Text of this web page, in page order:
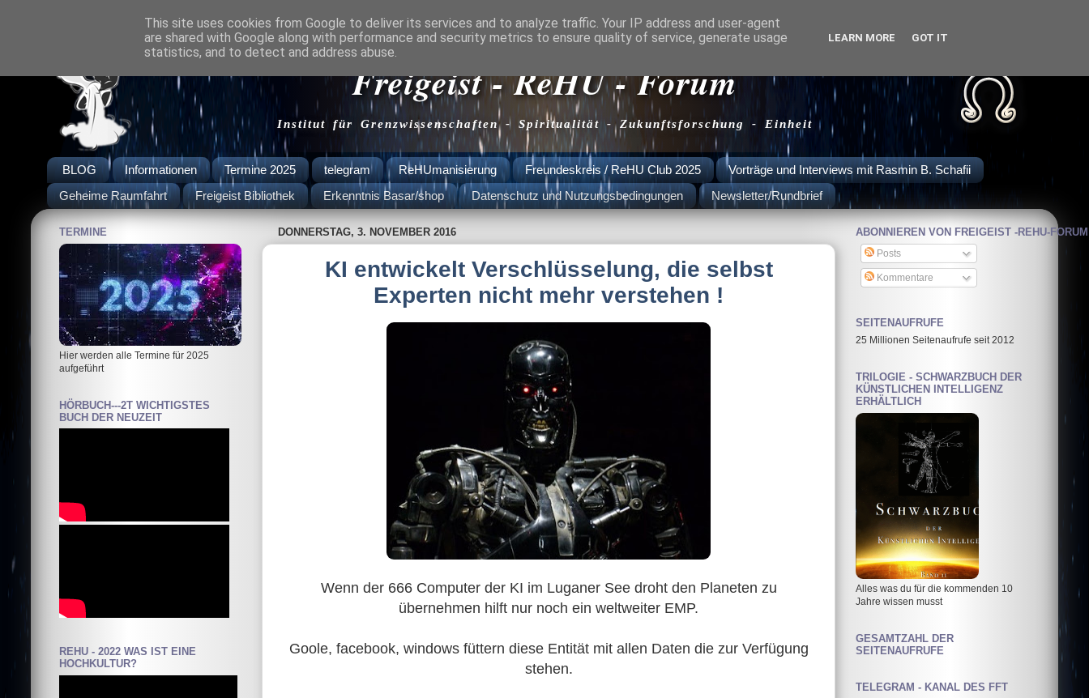
Freigeist - ReHU - Forum
Institut für Grenzwissenschaften - Spiritualität - Zukunftsforschung - Einheit
BLOG Informationen Termine 2025 telegram ReHUmanisierung Freundeskreis / ReHU Club 2025
Vorträge und Interviews mit Rasmin B. Schafii
Geheime Raumfahrt
Freigeist Bibliothek Erkenntnis Basar/shop Datenschutz und Nutzungsbedingungen Newsletter/Rundbrief
DONNERSTAG, 3. NOVEMBER 2016
KI entwickelt Verschlüsselung, die selbst
Experten nicht mehr verstehen !
Wenn der 666 Computer der KI im Luganer See droht den Planeten zu
übernehmen hilft nur noch ein weltweiter EMP.
Goole, facebook, windows füttern diese Entität mit allen Daten die zur Verfügung
stehen.
TERMINE
Hier werden alle Termine für 2025
aufgeführt
HÖRBUCH---2T WICHTIGSTES
BUCH DER NEUZEIT
REHU - 2022 WAS IST EINE
HOCHKULTUR?
ABONNIEREN VON FREIGEIST -REHU-FORUM
Posts
Kommentare
SEITENAUFRUFE
25 Millionen Seitenaufrufe seit 2012
TRILOGIE - SCHWARZBUCH DER
KÜNSTLICHEN INTELLIGENZ
ERHÄLTLICH
Alles was du für die kommenden 10
Jahre wissen musst
GESAMTZAHL DER
SEITENAUFRUFE
TELEGRAM - KANAL DES FFT
This site uses cookies from Google to deliver its services and to analyze traffic. Your IP address and user-agent
are shared with Google along with performance and security metrics to ensure quality of service, generate usage
statistics, and to detect and address abuse.
LEARN MORE GOT IT